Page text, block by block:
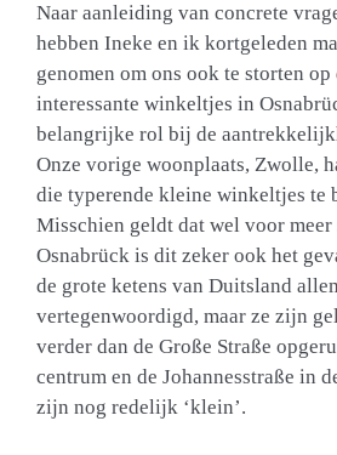
Naar aanleiding van concrete
hebben Ineke en ik kortgeleden
genomen om ons ook te storten
interessante winkeltjes in
belangrijke rol bij de
Onze vorige woonplaats, Zwolle,
die typerende kleine winkeltjes te
Misschien geldt dat wel voor meer
Osnabrück is dit zeker ook het
de grote ketens van Duitsland
vertegenwoordigd, maar ze zijn
verder dan de Große Straße
centrum en de Johannesstraße in
zijn nog redelijk ‘klein’.